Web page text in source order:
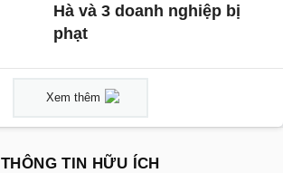
Hà và 3 doanh nghiệp bị
phạt
Xem thêm
THÔNG TIN HỮU ÍCH